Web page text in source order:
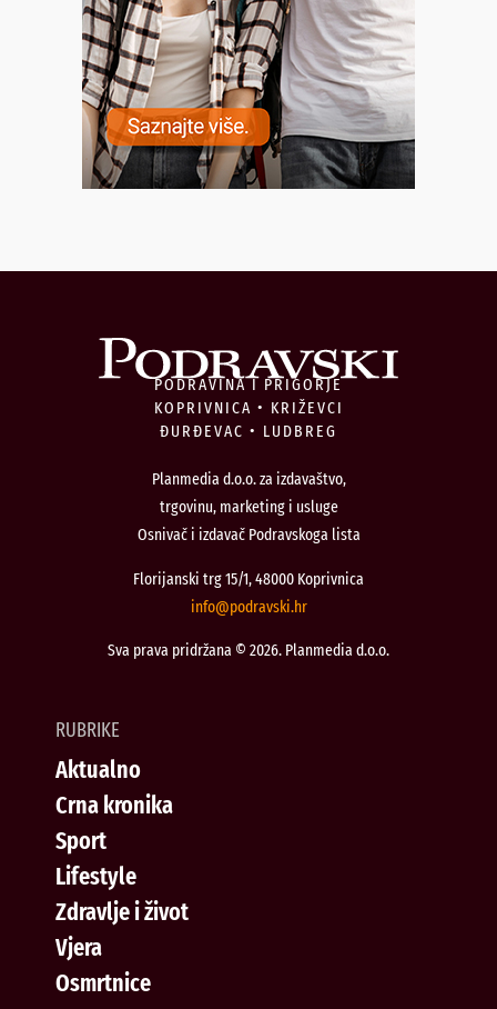
PODRAVINA I PRIGORJE
KOPRIVNICA • KRIŽEVCI
ĐURĐEVAC • LUDBREG
Planmedia d.o.o. za izdavaštvo,
trgovinu, marketing i usluge
Osnivač i izdavač Podravskoga lista
Florijanski trg 15/1, 48000 Koprivnica
rh.iksvardop
@ofni
Sva prava pridržana © 2026. Planmedia d.o.o.
RUBRIKE
Aktualno
Crna kronika
Sport
Lifestyle
Zdravlje i život
Vjera
Osmrtnice